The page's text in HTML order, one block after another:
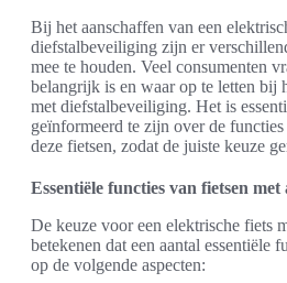
Bij het aanschaffen van een
diefstalbeveiliging zijn er
mee te houden. Veel consumenten
belangrijk is en waar op te letten bij
met diefstalbeveiliging. Het is
geïnformeerd te zijn over de
deze fietsen, zodat de juiste keuze
Essentiële functies van fietsen met
De keuze voor een elektrische fiets
betekenen dat een aantal essentiële
op de volgende aspecten: